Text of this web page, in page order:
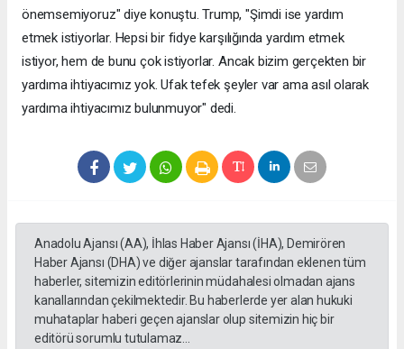
önemsemiyoruz" diye konuştu. Trump, "Şimdi ise yardım
etmek istiyorlar. Hepsi bir fidye karşılığında yardım etmek
istiyor, hem de bunu çok istiyorlar. Ancak bizim gerçekten bir
yardıma ihtiyacımız yok. Ufak tefek şeyler var ama asıl olarak
yardıma ihtiyacımız bulunmuyor" dedi.
Anadolu Ajansı (AA), İhlas Haber Ajansı (İHA), Demirören
Haber Ajansı (DHA) ve diğer ajanslar tarafından eklenen tüm
haberler, sitemizin editörlerinin müdahalesi olmadan ajans
kanallarından çekilmektedir. Bu haberlerde yer alan hukuki
muhataplar haberi geçen ajanslar olup sitemizin hiç bir
editörü sorumlu tutulamaz...